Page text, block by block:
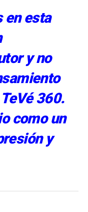
en esta
y no
360.
como un
y